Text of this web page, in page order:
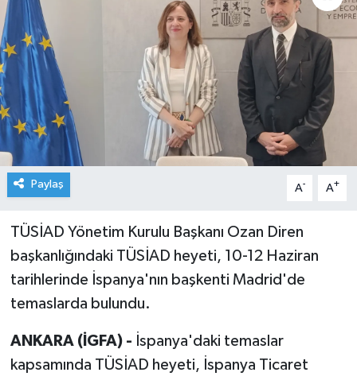
Paylaş A- A+
TÜSİAD Yönetim Kurulu Başkanı Ozan Diren
başkanlığındaki TÜSİAD heyeti, 10-12 Haziran
tarihlerinde İspanya'nın başkenti Madrid'de
temaslarda bulundu.
ANKARA (İGFA) - İspanya'daki temaslar
kapsamında TÜSİAD heyeti, İspanya Ticaret